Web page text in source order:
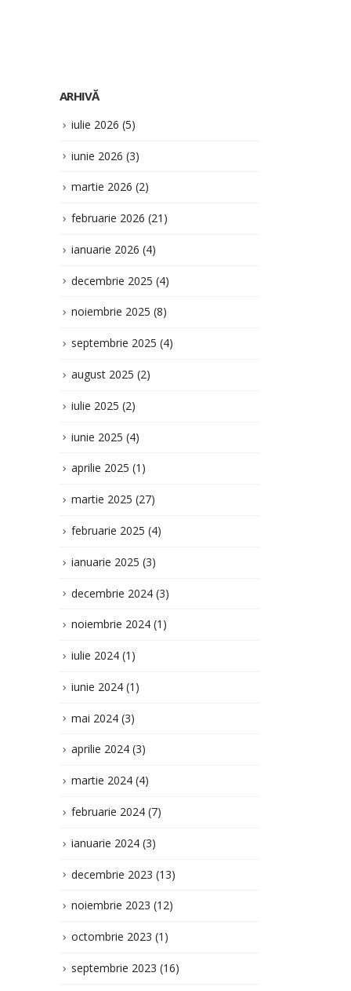
ARHIVĂ
iulie 2026 (5)
iunie 2026 (3)
martie 2026 (2)
februarie 2026 (21)
ianuarie 2026 (4)
decembrie 2025 (4)
noiembrie 2025 (8)
septembrie 2025 (4)
august 2025 (2)
iulie 2025 (2)
iunie 2025 (4)
aprilie 2025 (1)
martie 2025 (27)
februarie 2025 (4)
ianuarie 2025 (3)
decembrie 2024 (3)
noiembrie 2024 (1)
iulie 2024 (1)
iunie 2024 (1)
mai 2024 (3)
aprilie 2024 (3)
martie 2024 (4)
februarie 2024 (7)
ianuarie 2024 (3)
decembrie 2023 (13)
noiembrie 2023 (12)
octombrie 2023 (1)
septembrie 2023 (16)